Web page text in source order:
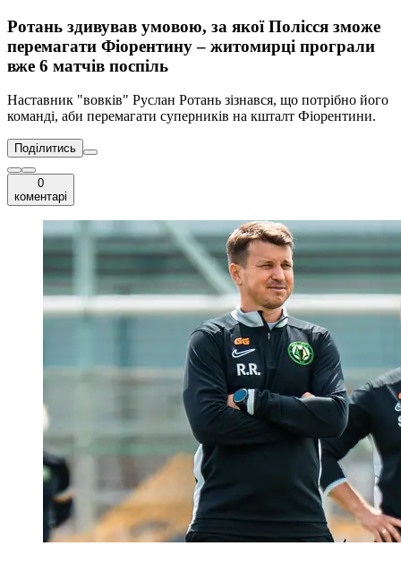
Ротань здивував умовою, за якої Полісся зможе
перемагати Фіорентину – житомирці програли
вже 6 матчів поспіль
Наставник "вовків" Руслан Ротань зізнався, що потрібно його
команді, аби перемагати суперників на кшталт Фіорентини.
Поділитись
0
коментарі